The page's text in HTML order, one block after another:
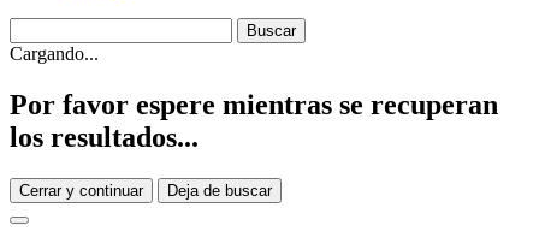
Cargando...
Por favor espere mientras se recuperan
los resultados...
Cerrar y continuar Deja de buscar